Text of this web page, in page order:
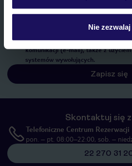
Nie zezwalaj
Wyrażam zgodę na przetwarzanie
marketingowych, w zakresie oraz
przetwarzaniu danych osobowych”,
komunikacji (e-mail), także z
systemów wywołujących.
Zapisz się
Skontaktuj się
Telefoniczne Centrum Rezerwacji
pon. – pt. 08:00–22:00, sob. –
22 270 31